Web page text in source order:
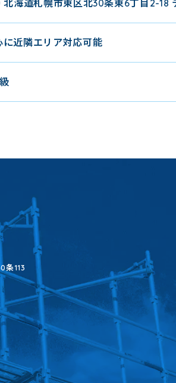
海道札幌市東区北30条東6丁目2-18
に近隣エリア対応可能
条113